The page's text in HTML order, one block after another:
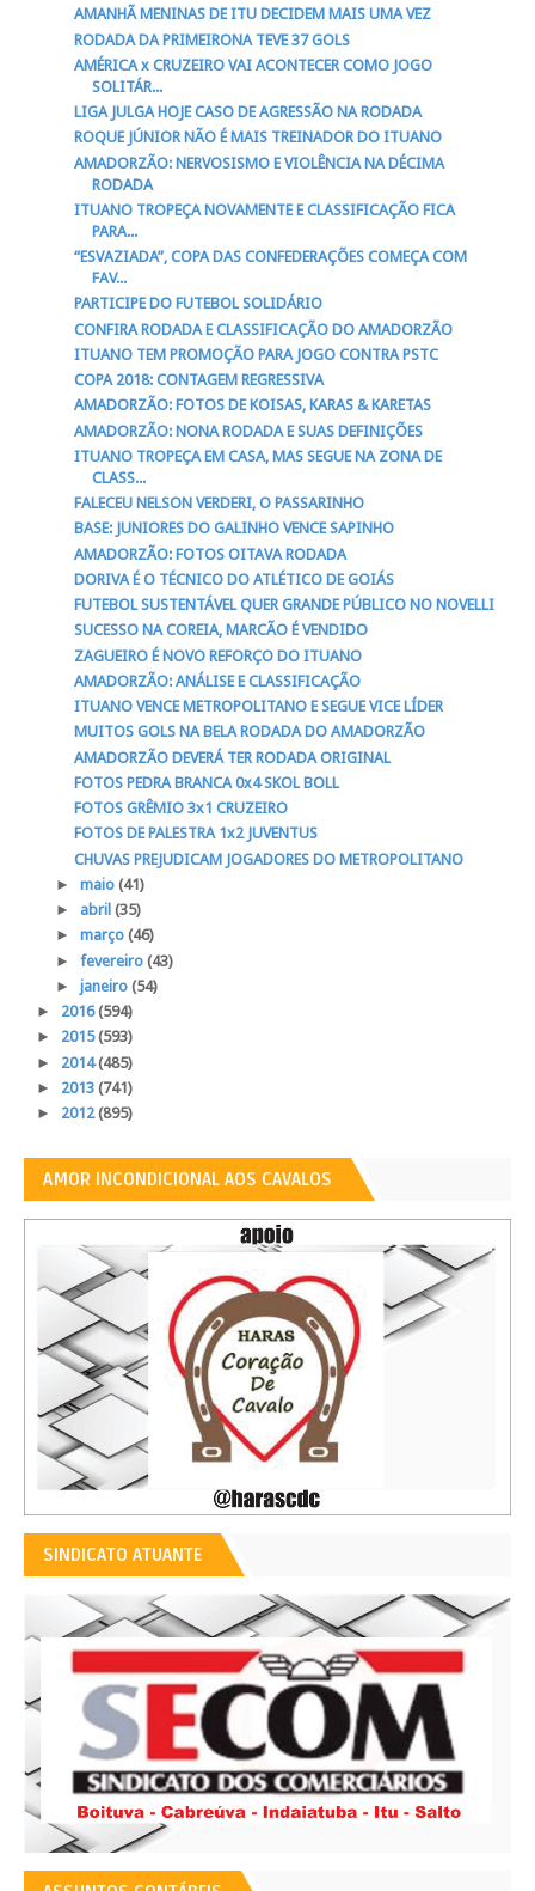
AMANHÃ MENINAS DE ITU DECIDEM MAIS UMA VEZ
RODADA DA PRIMEIRONA TEVE 37 GOLS
AMÉRICA x CRUZEIRO VAI ACONTECER COMO JOGO
SOLITÁR...
LIGA JULGA HOJE CASO DE AGRESSÃO NA RODADA
ROQUE JÚNIOR NÃO É MAIS TREINADOR DO ITUANO
AMADORZÃO: NERVOSISMO E VIOLÊNCIA NA DÉCIMA
RODADA
ITUANO TROPEÇA NOVAMENTE E CLASSIFICAÇÃO FICA
PARA...
“ESVAZIADA”, COPA DAS CONFEDERAÇÕES COMEÇA COM
FAV...
PARTICIPE DO FUTEBOL SOLIDÁRIO
CONFIRA RODADA E CLASSIFICAÇÃO DO AMADORZÃO
ITUANO TEM PROMOÇÃO PARA JOGO CONTRA PSTC
COPA 2018: CONTAGEM REGRESSIVA
AMADORZÃO: FOTOS DE KOISAS, KARAS & KARETAS
AMADORZÃO: NONA RODADA E SUAS DEFINIÇÕES
ITUANO TROPEÇA EM CASA, MAS SEGUE NA ZONA DE
CLASS...
FALECEU NELSON VERDERI, O PASSARINHO
BASE: JUNIORES DO GALINHO VENCE SAPINHO
AMADORZÃO: FOTOS OITAVA RODADA
DORIVA É O TÉCNICO DO ATLÉTICO DE GOIÁS
FUTEBOL SUSTENTÁVEL QUER GRANDE PÚBLICO NO NOVELLI
SUCESSO NA COREIA, MARCÃO É VENDIDO
ZAGUEIRO É NOVO REFORÇO DO ITUANO
AMADORZÃO: ANÁLISE E CLASSIFICAÇÃO
ITUANO VENCE METROPOLITANO E SEGUE VICE LÍDER
MUITOS GOLS NA BELA RODADA DO AMADORZÃO
AMADORZÃO DEVERÁ TER RODADA ORIGINAL
FOTOS PEDRA BRANCA 0x4 SKOL BOLL
FOTOS GRÊMIO 3x1 CRUZEIRO
FOTOS DE PALESTRA 1x2 JUVENTUS
CHUVAS PREJUDICAM JOGADORES DO METROPOLITANO
► maio (41)
► abril (35)
► março (46)
► fevereiro (43)
► janeiro (54)
► 2016(594)
► 2015(593)
► 2014(485)
► 2013 (741)
► 2012(895)
AMOR INCONDICIONAL AOS CAVALOS
SINDICATO ATUANTE